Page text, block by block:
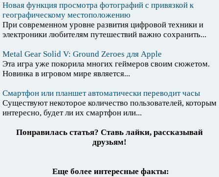
Новая функция просмотра фотографий с привязкой к
географическому местоположению
При современном уровне развития цифровой техники и
электроники любителям путешествий важно сохранить...
Metal Gear Solid V: Ground Zeroes для Apple
Эта игра уже покорила многих геймеров своим сюжетом.
Новинка в игровом мире является...
Смартфон или планшет автоматически переводит часы
Существуют некоторое количество пользователей, которым
интересно, будет ли их смартфон или...
Понравилась статья? Ставь лайки, рассказывай
друзьям!
Еще более интересные факты: